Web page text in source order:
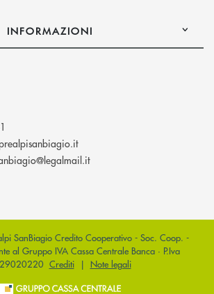
INFORMAZIONI
(si apre l’app di posta
(si apre l’app di posta
SanBiagio Credito Cooperativo - Soc. Coop. -
al Gruppo IVA Cassa Centrale Banca · P.Iva
Crediti| Note legali